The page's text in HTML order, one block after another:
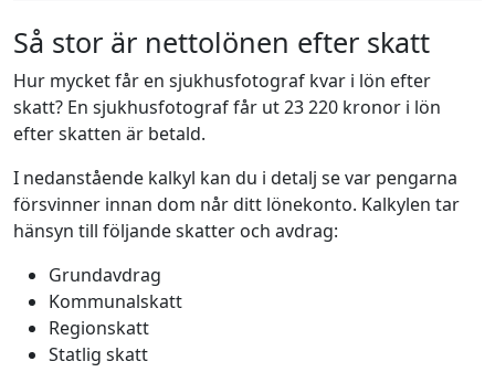
Så stor är nettolönen efter skatt
Hur mycket får en sjukhusfotograf kvar i lön efter
skatt? En sjukhusfotograf får ut 23 220 kronor i lön
efter skatten är betald.
I nedanstående kalkyl kan du i detalj se var pengarna
försvinner innan dom når ditt lönekonto. Kalkylen tar
hänsyn till följande skatter och avdrag:
Grundavdrag
Kommunalskatt
Regionskatt
Statlig skatt